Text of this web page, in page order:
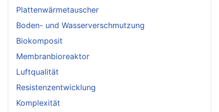
Plattenwärmetauscher
Boden- und Wasserverschmutzung
Biokomposit
Membranbioreaktor
Luftqualität
Resistenzentwicklung
Komplexität